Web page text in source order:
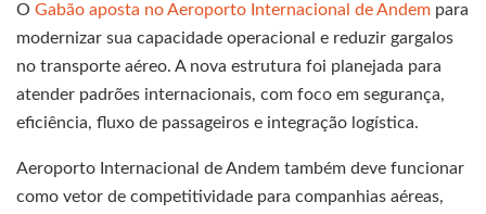
O Gabão aposta no Aeroporto Internacional de Andem para
modernizar sua capacidade operacional e reduzir gargalos
no transporte aéreo. A nova estrutura foi planejada para
atender padrões internacionais, com foco em segurança,
eficiência, fluxo de passageiros e integração logística.
Aeroporto Internacional de Andem também deve funcionar
como vetor de competitividade para companhias aéreas,